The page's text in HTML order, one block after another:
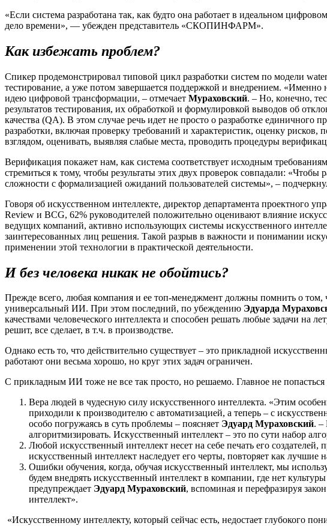
«Если система разработана так, как будто она работает в идеальном
дело времени», — убежден представитель «СКОПИНФАРМ».
Как избежать проблем?
Спикер продемонстрировал типовой цикл разработки систем по модели
тестирование, а уже потом завершается поддержкой и внедрением. «Именно
идею цифровой трансформации, – отмечает Мураховский. – Но, конечно,
результатов тестирования, их обработкой и формулировкой выводов об
качества (QA). В этом случае речь идет не просто о разработке
разработки, включая проверку требований и характеристик, оценку рисков,
взглядом, оценивать, выявляя слабые места, проводить процедуры
Верификация покажет нам, как система соответствует исходным
стремиться к тому, чтобы результаты этих двух проверок совпадали:
сложности с формализацией ожиданий пользователей системы», –
Говоря об искусственном интеллекте, директор департамента проектного
Review и BCG, 62% руководителей положительно оценивают влияние
ведущих компаний, активно использующих системы искусственного
заинтересованных лиц решения. Такой разрыв в важности и понимании
применении этой технологии в практической деятельности.
И без человека никак не обойтись?
Прежде всего, любая компания и ее топ-менеджмент должны помнить о
универсальный ИИ. При этом последний, по убеждению Эдуарда
качествами человеческого интеллекта и способен решать любые задачи на
решит, все сделает, в т.ч. в производстве.
Однако есть то, что действительно существует – это прикладной
работают они весьма хорошо, но круг этих задач ограничен.
С прикладным ИИ тоже не все так просто, но решаемо. Главное не
Вера людей в чудесную силу искусственного интеллекта. «Этим
приходили к производителю с автоматизацией, а теперь – с
особо погружаясь в суть проблемы – поясняет Эдуард Мураховский. –
алгоритмизировать. Искусственный интеллект – это по сути набор
Любой искусственный интеллект несет на себе печать его создателей,
искусственный интеллект наследует его черты, повторяет как лучшие
Ошибки обучения, когда, обучая искусственный интеллект, мы
будем внедрять искусственный интеллект в компании, где нет
предупреждает Эдуард Мураховский, вспоминая и перефразируя
интеллект».
«Искусственному интеллекту, который сейчас есть, недостает глубокого